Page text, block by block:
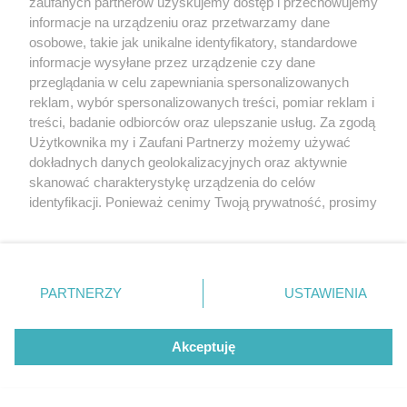
Aktualności 1 dzień temu
Nowy punkt Diagnostyki w
Szczecinie otworzył się wraz z
akcją profilaktyczną
Aktualności art. sponsorowany
Urzędniczka skarbowa w
ramach kontroli opalała się w
solarium w Szczecinie. „10
minut relaksu na koszt
Polecane wydarzenia
Szczeciński Bazar
Smakoszy
informacje na urządzeniu oraz przetwarzamy dane
osobowe, takie jak unikalne identyfikatory, standardowe
informacje wysyłane przez urządzenie czy dane
przeglądania w celu zapewniania spersonalizowanych
reklam, wybór spersonalizowanych treści, pomiar reklam i
treści, badanie odbiorców oraz ulepszanie usług. Za zgodą
Użytkownika my i Zaufani Partnerzy możemy używać
dokładnych danych geolokalizacyjnych oraz aktywnie
skanować charakterystykę urządzenia do celów
identyfikacji. Ponieważ cenimy Twoją prywatność, prosimy
prywatności znajdujący się w lewym dolnym rogu strony
. Niektóre rodzaje przetwarzania danych nie wymagają
takiemu przetwarzaniu. Preferencje będą miały
zastosowania tylko na tej witrynie.
PARTNERZY USTAWIENIA
Akceptuję